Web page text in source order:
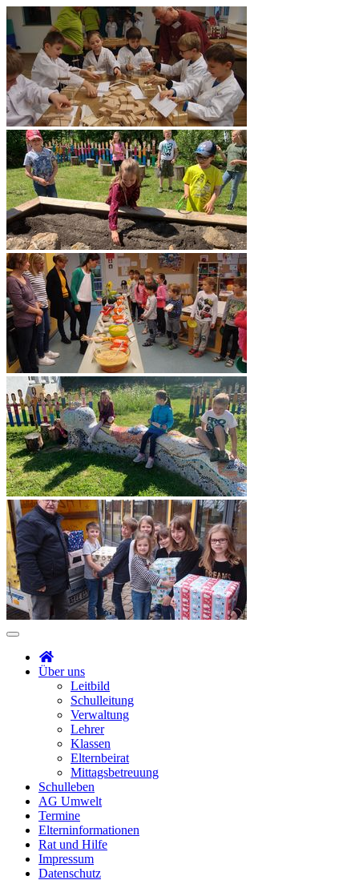
Über uns
Leitbild
Schulleitung
Verwaltung
Lehrer
Klassen
Elternbeirat
Mittagsbetreuung
Schulleben
AG Umwelt
Termine
Elterninformationen
Rat und Hilfe
Impressum
Datenschutz